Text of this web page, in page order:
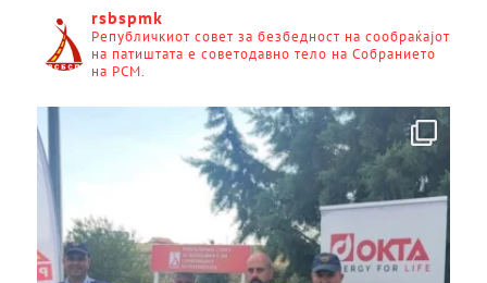
rsbspmk
Републичкиот совет за безбедност на сообраќајот
на патиштата е советодавно тело на Собранието
на РСМ.